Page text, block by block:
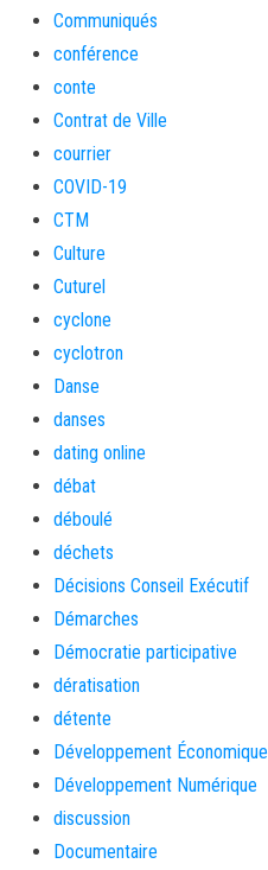
Communiqués
conférence
conte
Contrat de Ville
courrier
COVID-19
CTM
Culture
Cuturel
cyclone
cyclotron
Danse
danses
dating online
débat
déboulé
déchets
Décisions Conseil Exécutif
Démarches
Démocratie participative
dératisation
détente
Développement Économique
Développement Numérique
discussion
Documentaire